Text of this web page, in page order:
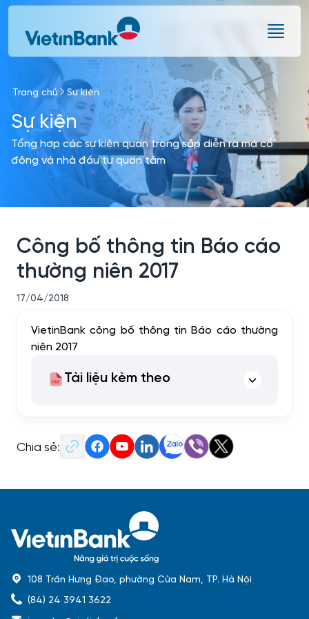
Skip to Main Content
Trang chủ Sự kiện
Sự kiện
Tổng hợp các sự kiện quan trọng sắp diễn ra mà cổ
đông và nhà đầu tư quan tâm
Công bố thông tin Báo cáo
thường niên 2017
17/04/2018
VietinBank công bố thông tin Báo cáo thường
niên 2017
Tài liệu kèm theo
Chia sẻ:
108 Trần Hưng Đạo, phường Cửa Nam, TP. Hà Nội
(84) 24 3941 3622